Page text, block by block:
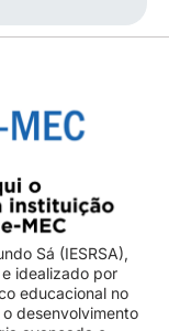
Sá (IESRSA),
idealizado por
educacional no
desenvolvimento